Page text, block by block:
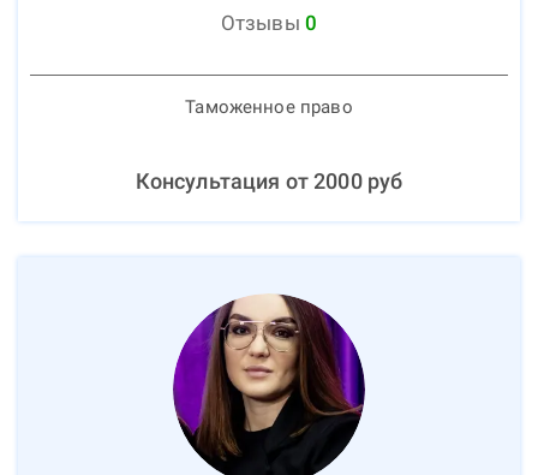
Отзывы 0
Таможенное право
Консультация от2000руб